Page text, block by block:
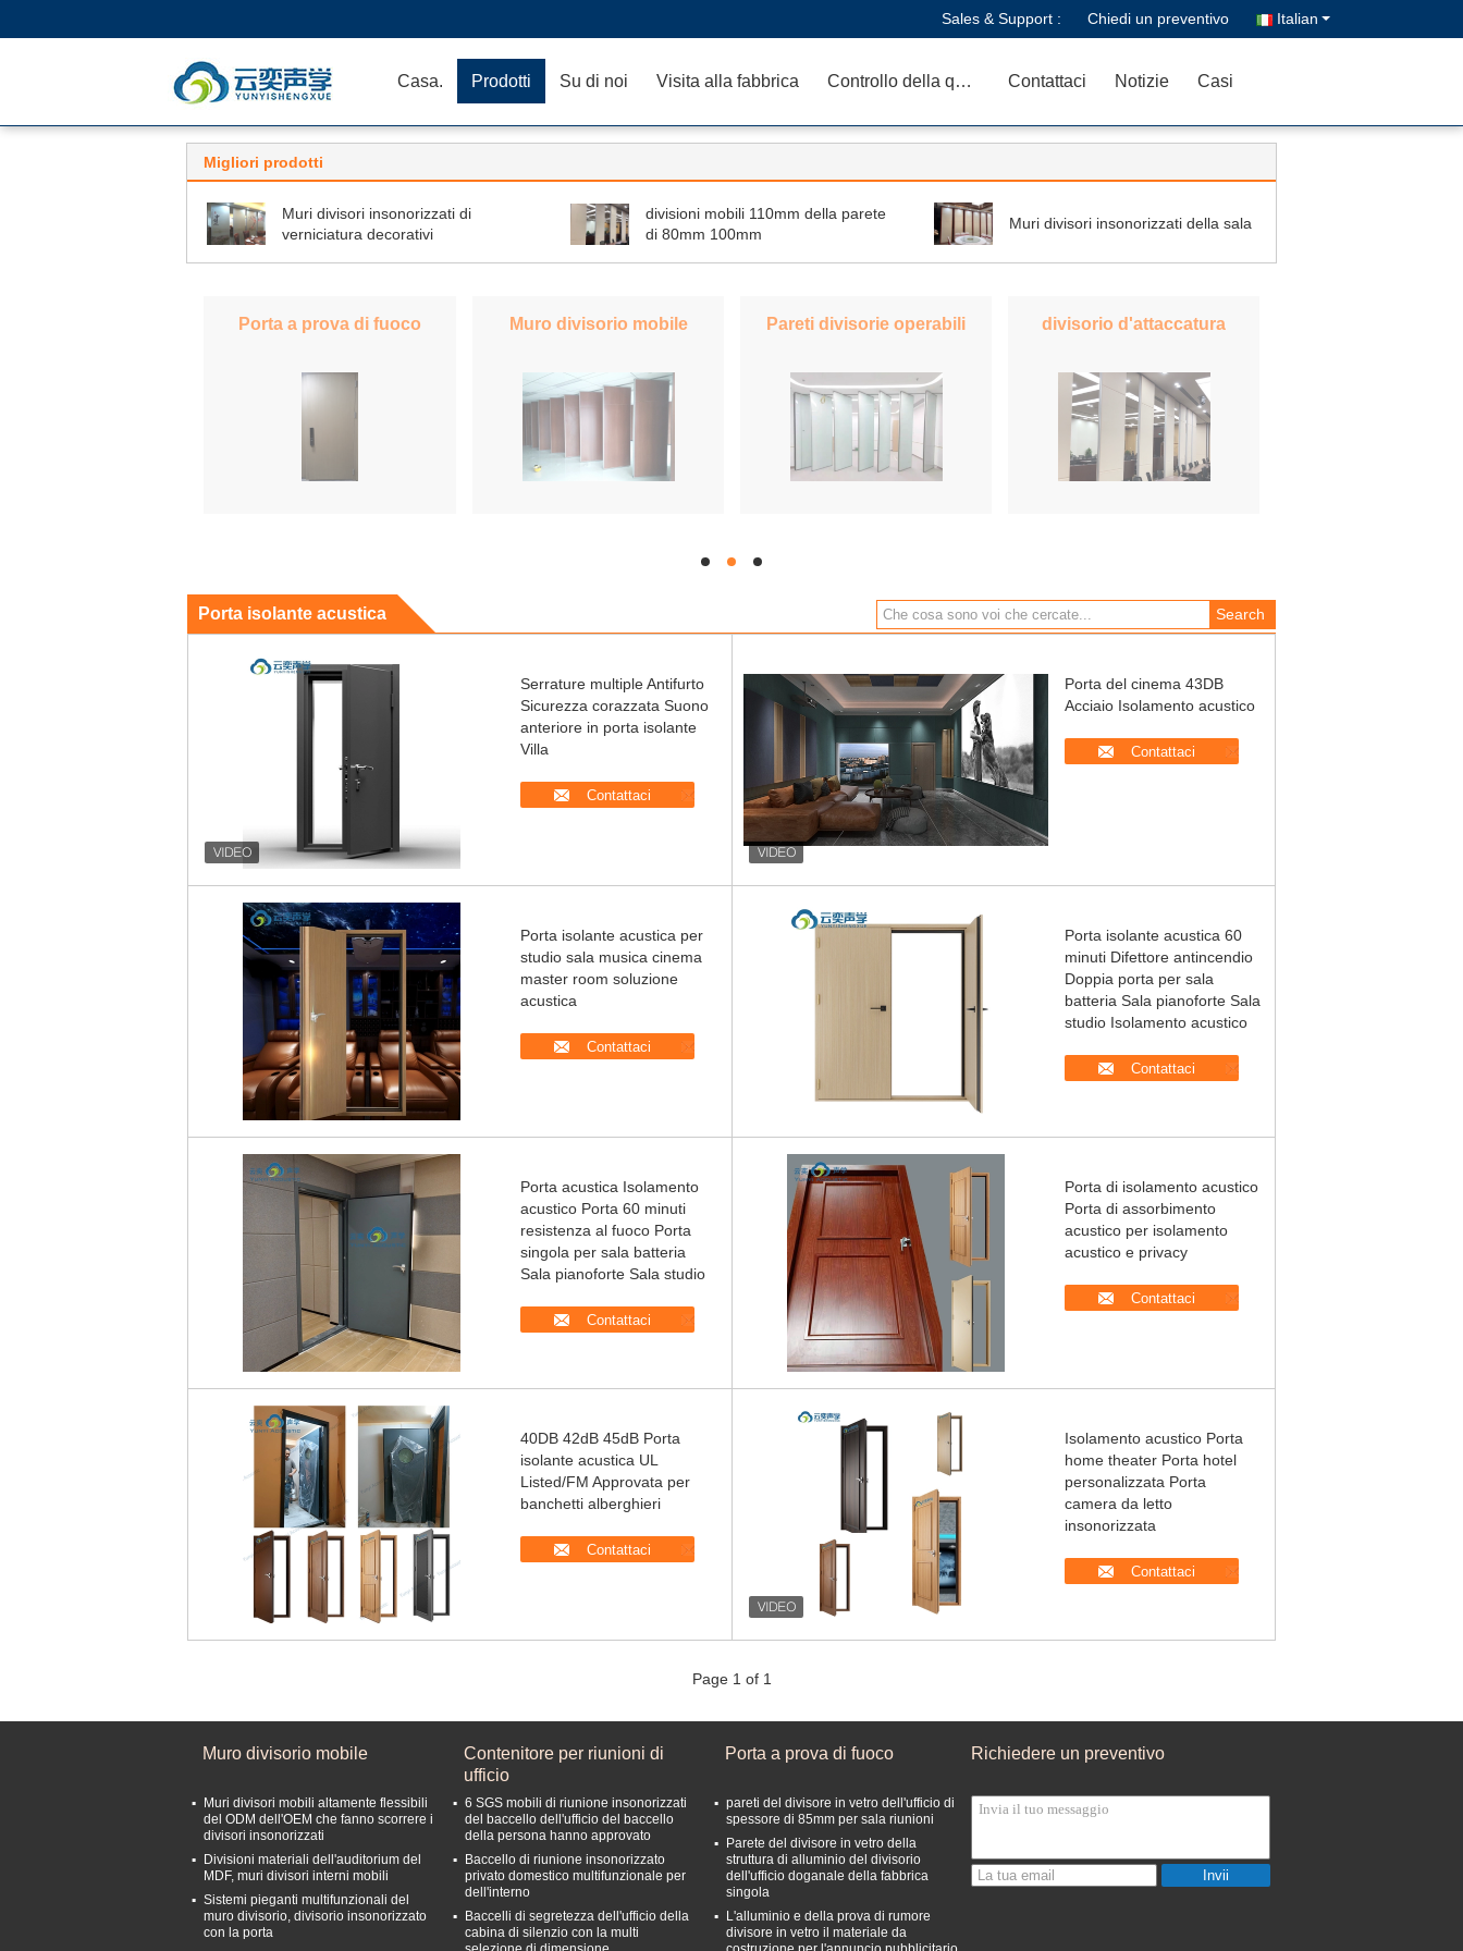
Sales & Support : Chiedi un preventivo Italian
Casa. Prodotti Su di noi Visita alla fabbrica Controllo della qualità Contattaci Notizie Casi
Migliori prodotti
Muri divisori insonorizzati di
verniciatura decorativi
divisioni mobili 110mm della parete
di 80mm 100mm
Muri divisori insonorizzati della sala
Porta a prova di fuoco Muro divisorio mobile Pareti divisorie operabili divisorio d'attaccatura
hd hd hd
Porta isolante acustica
Serrature multiple Antifurto
Sicurezza corazzata Suono
anteriore in porta isolante
Villa
Contattaci
Porta del cinema 43DB
Acciaio Isolamento acustico
Contattaci
Porta isolante acustica per
studio sala musica cinema
master room soluzione
acustica
Contattaci
Porta isolante acustica 60
minuti Difettore antincendio
Doppia porta per sala
batteria Sala pianoforte Sala
studio Isolamento acustico
Contattaci
Porta acustica Isolamento
acustico Porta 60 minuti
resistenza al fuoco Porta
singola per sala batteria
Sala pianoforte Sala studio
Contattaci
Porta di isolamento acustico
Porta di assorbimento
acustico per isolamento
acustico e privacy
Contattaci
40DB 42dB 45dB Porta
isolante acustica UL
Listed/FM Approvata per
banchetti alberghieri
Contattaci
Isolamento acustico Porta
home theater Porta hotel
personalizzata Porta
camera da letto
insonorizzata
Contattaci
Page 1 of 1
Muro divisorio mobile
Muri divisori mobili altamente flessibili
del ODM dell'OEM che fanno scorrere i
divisori insonorizzati
Divisioni materiali dell'auditorium del
MDF, muri divisori interni mobili
Sistemi pieganti multifunzionali del
muro divisorio, divisorio insonorizzato
con la porta
Contenitore per riunioni di
ufficio
6 SGS mobili di riunione insonorizzati
del baccello dell'ufficio del baccello
della persona hanno approvato
Baccello di riunione insonorizzato
privato domestico multifunzionale per
dell'interno
Baccelli di segretezza dell'ufficio della
cabina di silenzio con la multi
Porta a prova di fuoco
pareti del divisore in vetro dell'ufficio di
spessore di 85mm per sala riunioni
Parete del divisore in vetro della
struttura di alluminio del divisorio
dell'ufficio doganale della fabbrica
singola
L'alluminio e della prova di rumore
divisore in vetro il materiale da
Richiedere un preventivo
Invii